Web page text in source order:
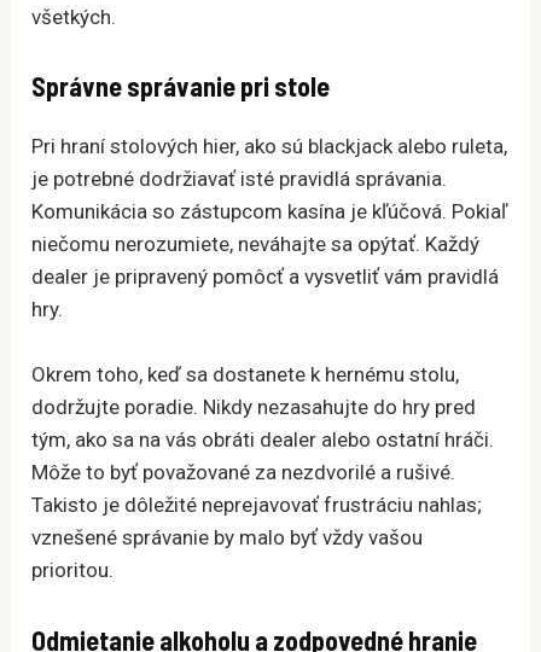
všetkých.
Správne správanie pri stole
Pri hraní stolových hier, ako sú blackjack alebo ruleta,
je potrebné dodržiavať isté pravidlá správania.
Komunikácia so zástupcom kasína je kľúčová. Pokiaľ
niečomu nerozumiete, neváhajte sa opýtať. Každý
dealer je pripravený pomôcť a vysvetliť vám pravidlá
hry.
Okrem toho, keď sa dostanete k hernému stolu,
dodržujte poradie. Nikdy nezasahujte do hry pred
tým, ako sa na vás obráti dealer alebo ostatní hráči.
Môže to byť považované za nezdvorilé a rušivé.
Takisto je dôležité neprejavovať frustráciu nahlas;
vznešené správanie by malo byť vždy vašou
prioritou.
Odmietanie alkoholu a zodpovedné hranie